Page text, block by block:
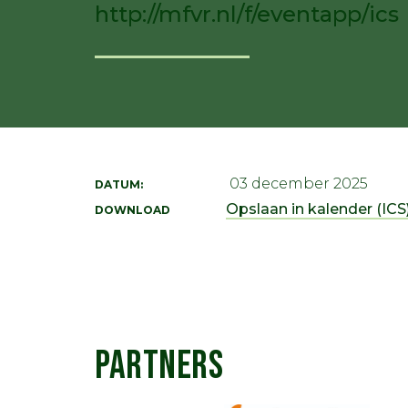
http://mfvr.nl/f/eventapp/ics
DATUM: 03 december 2025
DOWNLOAD Opslaan in kalender
PARTNERS